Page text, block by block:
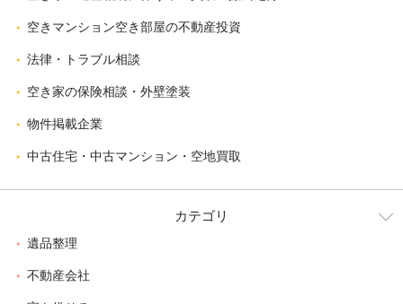
空きマンション空き部屋の不動産投資
法律・トラブル相談
空き家の保険相談・外壁塗装
物件掲載企業
中古住宅・中古マンション・空地買取
カテゴリ
遺品整理
不動産会社